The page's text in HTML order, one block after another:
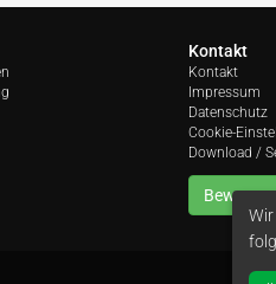
Kontakt
Kontakt
Impressum
Datenschutz
Cookie-
Download /